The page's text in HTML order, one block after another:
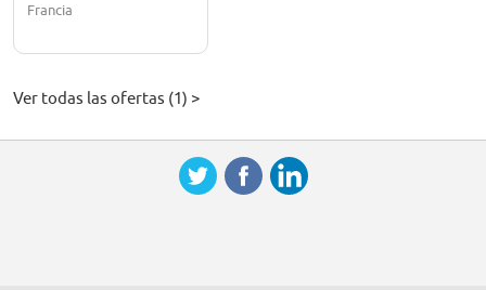
Francia
Ver todas las ofertas (1) >